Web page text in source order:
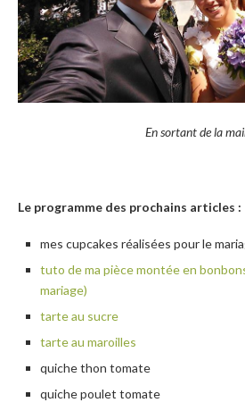
En sortant de la
Le programme des prochains articles :
mes cupcakes réalisées pour le
tuto de ma pièce montée en
mariage)
tarte au sucre
tarte au maroilles
quiche thon tomate
quiche poulet tomate